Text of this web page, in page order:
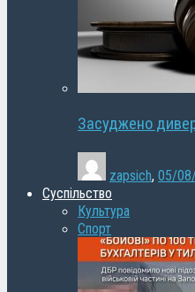
Засуджено
zapsich, 05/
Суспільство
Культура
Спорт